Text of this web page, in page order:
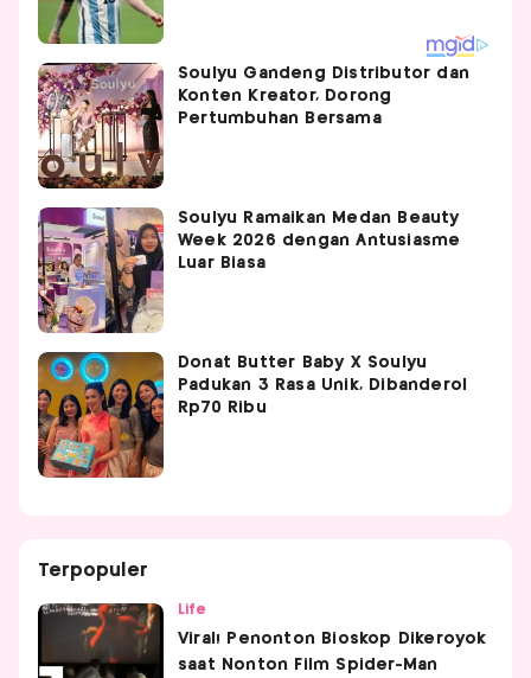
Soulyu Gandeng Distributor dan
Konten Kreator, Dorong
Pertumbuhan Bersama
Soulyu Ramaikan Medan Beauty
Week 2026 dengan Antusiasme
Luar Biasa
Donat Butter Baby X Soulyu
Padukan 3 Rasa Unik, Dibanderol
Rp70 Ribu
Terpopuler
Life
Viral! Penonton Bioskop Dikeroyok
saat Nonton Film Spider-Man